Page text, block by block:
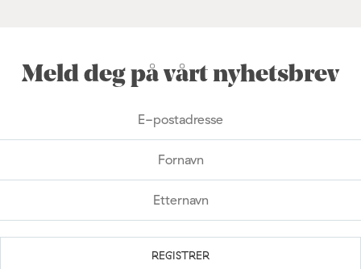
Meld deg på vårt nyhetsbrev